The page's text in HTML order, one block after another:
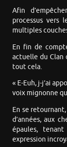
Afin
processus vers
multiples
En fin de
actuelle du Clan
tout cela.
« E-Euh, j-j’ai
voix mignonne
En se
d’années, aux
épaules,
expression